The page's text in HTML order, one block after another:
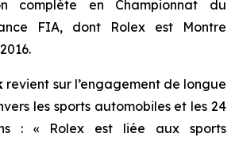
complète en Championnat du
FIA, dont Rolex est Montre
revient sur l’engagement de longue
les sports automobiles et les 24
: « Rolex est liée aux sports